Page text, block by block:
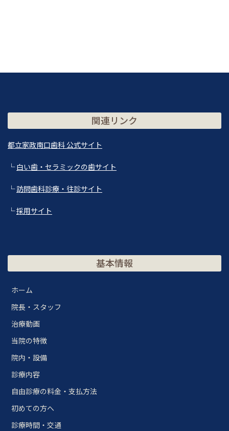
関連リンク
都立家政南口歯科 公式サイト
└白い歯・セラミックの歯サイト
└訪問歯科診療・往診サイト
└採用サイト
基本情報
ホーム
院長・スタッフ
治療動画
当院の特徴
院内・設備
診療内容
自由診療の料金・支払方法
初めての方へ
診療時間・交通